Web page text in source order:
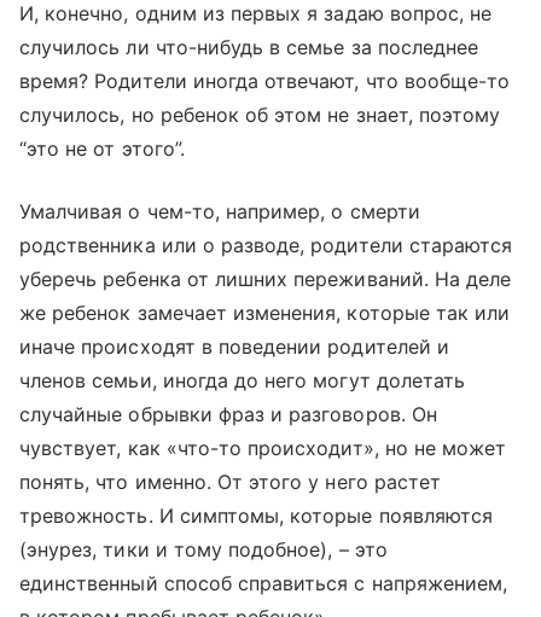
И, конечно, одним из первых я задаю вопрос, не
случилось ли что-нибудь в семье за последнее
время? Родители иногда отвечают, что вообще-то
случилось, но ребенок об этом не знает, поэтому
“это не от этого”.
Умалчивая о чем-то, например, о смерти
родственника или о разводе, родители стараются
уберечь ребенка от лишних переживаний. На деле
же ребенок замечает изменения, которые так или
иначе происходят в поведении родителей и
членов семьи, иногда до него могут долетать
случайные обрывки фраз и разговоров. Он
чувствует, как «что-то происходит», но не может
понять, что именно. От этого у него растет
тревожность. И симптомы, которые появляются
(энурез, тики и тому подобное), – это
единственный способ справиться с напряжением,